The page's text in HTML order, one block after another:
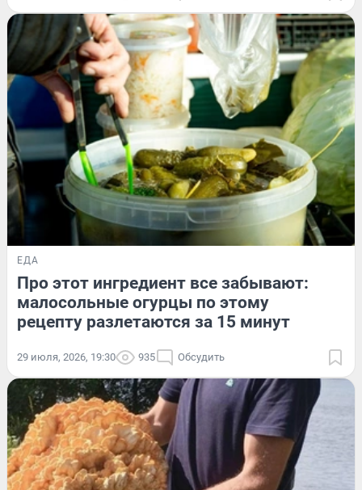
ЕДА
Про этот ингредиент все забывают:
малосольные огурцы по этому
рецепту разлетаются за 15 минут
29 июля, 2026, 19:30 935 Обсудить